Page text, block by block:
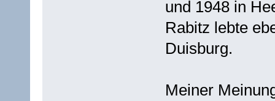
und 1948 in
Rabitz lebte
Duisburg.
Meiner